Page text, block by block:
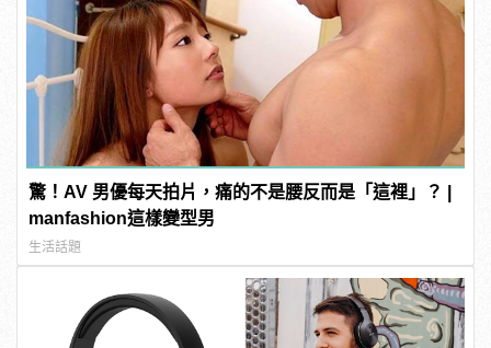
驚！AV 男優每天拍片，痛的不是腰反而是「這裡」？ |
manfashion這樣變型男
生活話題